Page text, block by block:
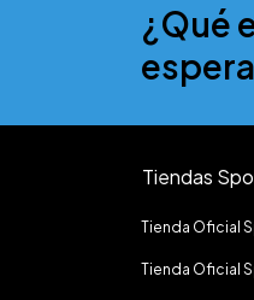
¿Qué
Tiendas
Tienda Oficial
Tienda Oficial